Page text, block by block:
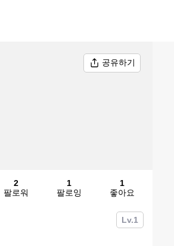
공유하기
2
팔로워
1
팔로잉
1
좋아요
Lv.1